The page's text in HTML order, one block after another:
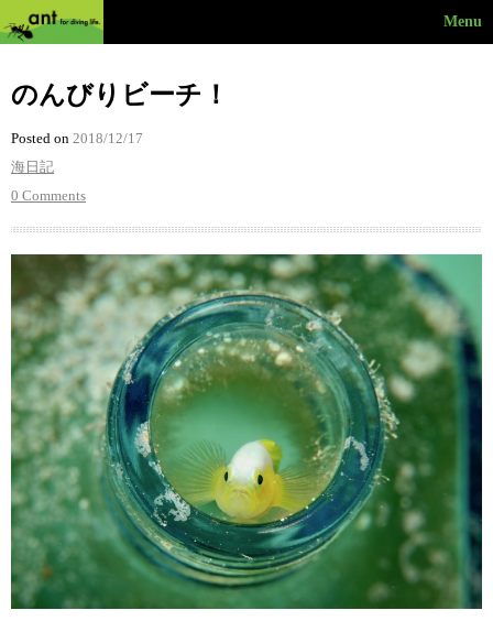
Menu
のんびりビーチ！
Posted on 2018/12/17
海日記
0 Comments